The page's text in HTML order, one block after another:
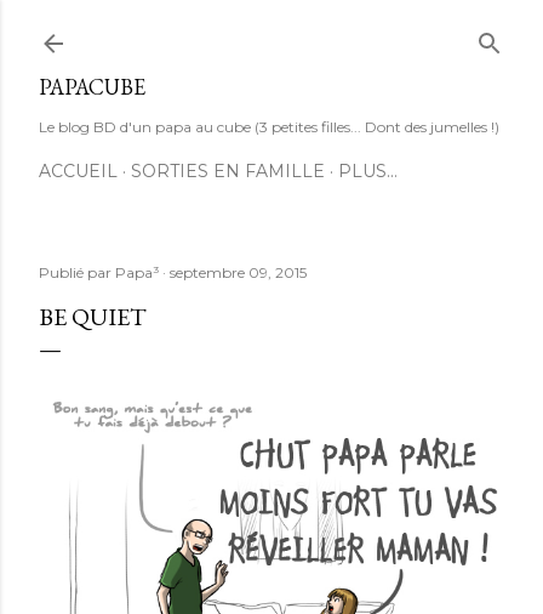
PAPACUBE
Le blog BD d'un papa au cube (3 petites filles... Dont des jumelles !)
ACCUEIL SORTIES EN FAMILLE PLUS…
Publié par Papa³ septembre 09, 2015
BE QUIET